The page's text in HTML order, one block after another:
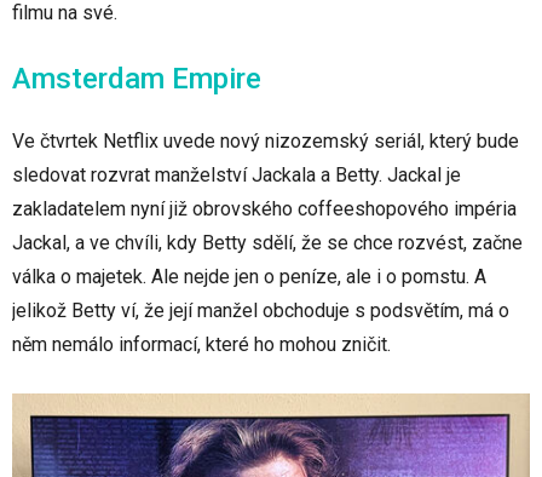
filmu na své.
Amsterdam Empire
Ve čtvrtek Netflix uvede nový nizozemský seriál, který bude
sledovat rozvrat manželství Jackala a Betty. Jackal je
zakladatelem nyní již obrovského coffeeshopového impéria
Jackal, a ve chvíli, kdy Betty sdělí, že se chce rozvést, začne
válka o majetek. Ale nejde jen o peníze, ale i o pomstu. A
jelikož Betty ví, že její manžel obchoduje s podsvětím, má o
něm nemálo informací, které ho mohou zničit.